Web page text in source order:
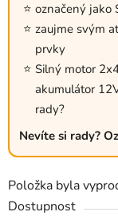
označený jako
zaujme svým
prvky
Silný motor
akumulátor
rady?
Nevíte si rady?
Položka byla
Dostupnost